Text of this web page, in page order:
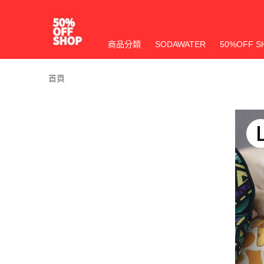
商品分類 SODAWATER 50%OFF
首頁